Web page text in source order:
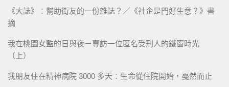
《大誌》：幫助街友的一份雜誌？／《社企是門好生意？》書
摘
我在桃園女監的日與夜－專訪一位匿名受刑人的鐵窗時光
（上）
我朋友住在精神病院 3000 多天：生命從住院開始，戞然而止